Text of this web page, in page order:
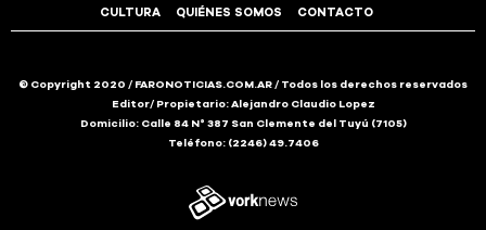
CULTURA QUIÉNES SOMOS CONTACTO
© Copyright 2020 / FARONOTICIAS.COM.AR / Todos los derechos reservados
Editor/ Propietario: Alejandro Claudio Lopez
Domicilio: Calle 84 N° 387 San Clemente del Tuyú (7105)
Teléfono: (2246) 49.7406